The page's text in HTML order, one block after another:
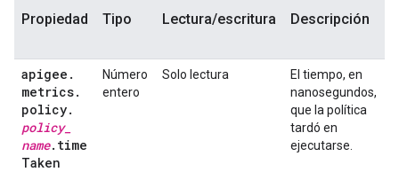
Propiedad Tipo Lectura/escritura Descripción
apigee .
metrics.
policy.
policy_
name. time
Taken
Número
entero
Solo lectura
El tiempo, en
nanosegundos,
que la política
tardó en
ejecutarse.